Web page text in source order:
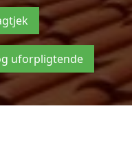
uforpligtende